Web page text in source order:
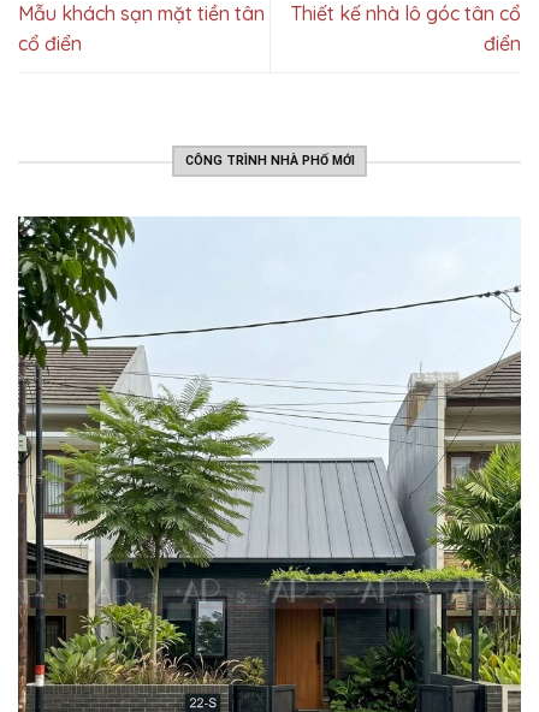
Mẫu khách sạn mặt tiền tân
cổ điển
Thiết kế nhà lô góc tân cổ
điển
CÔNG TRÌNH NHÀ PHỐ MỚI